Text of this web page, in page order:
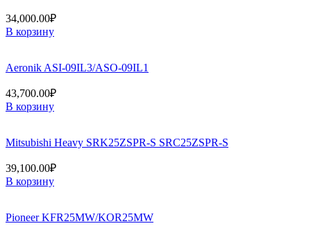
34,000.00₽
В корзину
Aeronik ASI-09IL3/ASO-09IL1
43,700.00₽
В корзину
Mitsubishi Heavy SRK25ZSPR-S SRC25ZSPR-S
39,100.00₽
В корзину
Pioneer KFR25MW/KOR25MW